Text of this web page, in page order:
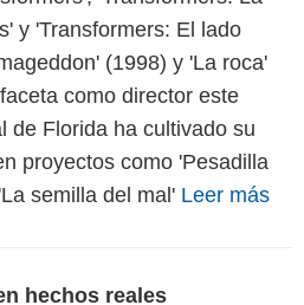
y 'Transformers: El lado
(1998) y 'La roca'
como director este
de Florida ha cultivado su
proyectos como 'Pesadilla
semilla del mal' Leer más
hechos reales